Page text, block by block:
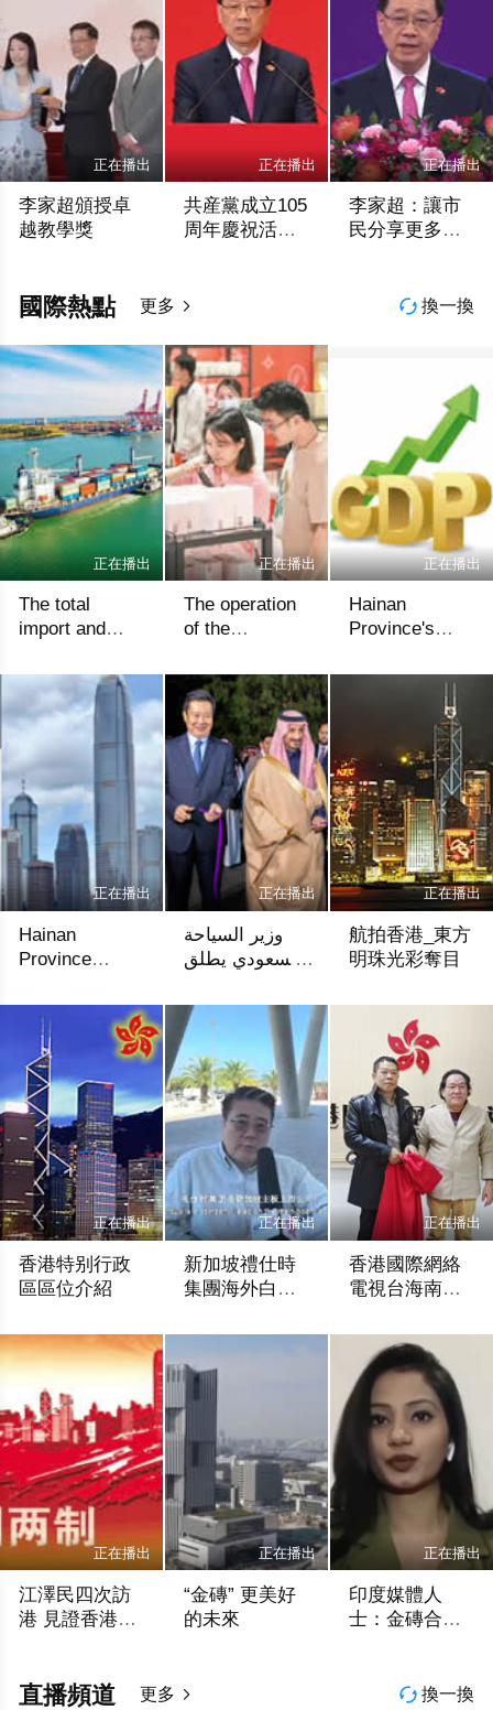
正在播出
李家超頒授卓
越教學獎
正在播出
共産黨成立105
周年慶祝活動
正在播出
李家超：讓市
民分享更多經
 換一換
國際熱點 更多 
正在播出
The total
import and
Yangpu
Bonded Port
Area exceeded
50 billion yuan
in the first
three quarters
(洋浦保稅港區
前三季度進出
口總值超500億
元)
正在播出
The operation
of the
goods market
in Hainan
Province in the
first three
quarters(前三
季度海南全省
消費品市場運
行情況)
正在播出
Hainan
Province's
558.3 billion
quarters(海南
省前三季度
GDP超5583億
元)
正在播出
Hainan
Province
issues
offshore RMB
local
government
bonds in Hong
Kong(海南省成
功在香港發行
離岸人民币地
方政府債券)
正在播出
وزير السياحة
السعودي يطلق
السعودي في
بكين(沙特旅遊
大臣在京啓
動“沙特旅遊
節”)
正在播出
航拍香港_東方
明珠光彩奪目
正在播出
香港特别行政
區區位介紹
正在播出
新加坡禮仕時
集團海外白酒
正在播出
香港國際網絡
電視台海南運
播大廳開播
正在播出
江澤民四次訪
港 見證香港回
正在播出
“金磚” 更美好
的未來
正在播出
印度媒體人
士：金磚合作
 換一換
直播頻道 更多 